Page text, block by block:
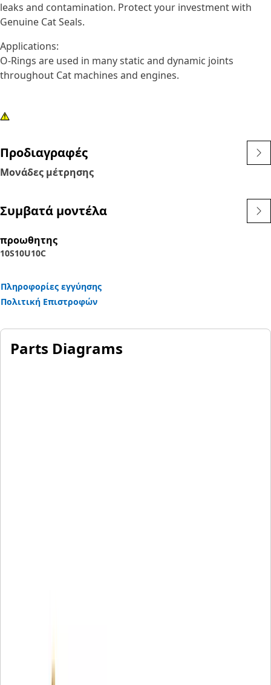
leaks and contamination. Protect your investment with
Genuine Cat Seals.
Applications:
O-Rings are used in many static and dynamic joints
throughout Cat machines and engines.
Προδιαγραφές
Μονάδες μέτρησης
Συμβατά μοντέλα
προωθητης
10S10U10C
Πληροφορίες εγγύησης
Πολιτική Επιστροφών
Parts Diagrams